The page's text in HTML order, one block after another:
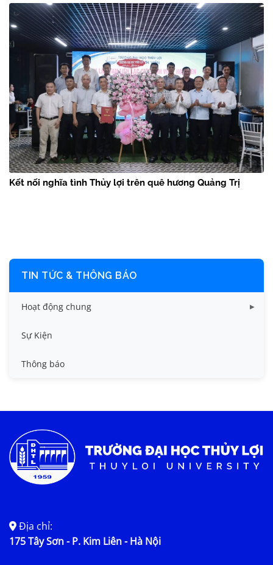
Kết nối nghĩa tình Thủy lợi trên quê hương Quảng Trị
TIN TỨC & THÔNG BÁO
Hoạt động chung
Tin công tác sinh viên
Tin đào tạo
Tin tức chung
Sự Kiện
Thông báo
Địa chỉ:
175 Tây Sơn - P. Kim Liên - Hà Nội